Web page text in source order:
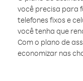
você precisa para
telefones fixos e
você tenha que
Com o plano de
economizar nas